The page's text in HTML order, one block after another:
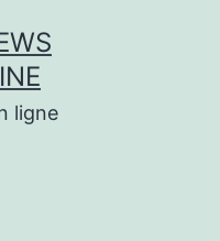
ligne